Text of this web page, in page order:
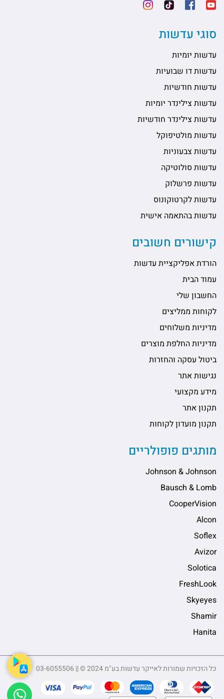
סוגי עדשות
עדשות יומיות
עדשות דו שבועיות
עדשות חודשיות
עדשות צילינדר יומיות
עדשות צילינדר חודשיות
עדשות מולטיפוקל
עדשות צבעוניות
עדשות סולוטיקה
עדשות פרשלוק
עדשות לקרטוקונוס
עדשות בהתאמה אישית
קישורים חשובים
הורדת אפליקציית עדשות
עמוד הבית
החשבון שלי
לקוחות ממליצים
מדיניות משלוחים
מדיניות החלפת מוצרים
ביטול עסקה והחזרות
נגישות אתר
מידע מקצועי
תקנון אתר
תקנון מועדון לקוחות
מותגים פופולריים
Johnson & Johnson
Bausch & Lomb
CooperVision
Alcon
Soflex
Avizor
Solotica
FreshLook
Skyeyes
Shamir
Hanita
כל הזכויות שמורות לאייקר עדשות בע"מ 2024 © || 03-6055506